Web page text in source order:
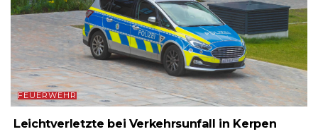
FEUERWEHR
Leichtverletzte bei Verkehrsunfall in Kerpen